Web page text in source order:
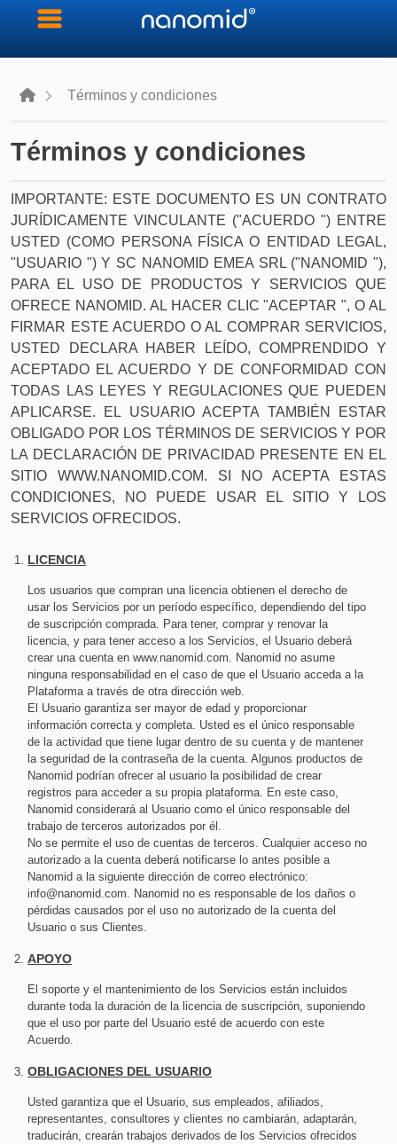
Términos y condiciones
Términos y condiciones
IMPORTANTE: ESTE DOCUMENTO ES UN CONTRATO
JURÍDICAMENTE VINCULANTE ("ACUERDO ") ENTRE
USTED (COMO PERSONA FÍSICA O ENTIDAD LEGAL,
"USUARIO ") Y SC NANOMID EMEA SRL ("NANOMID "),
PARA EL USO DE PRODUCTOS Y SERVICIOS QUE
OFRECE NANOMID. AL HACER CLIC "ACEPTAR ", O AL
FIRMAR ESTE ACUERDO O AL COMPRAR SERVICIOS,
USTED DECLARA HABER LEÍDO, COMPRENDIDO Y
ACEPTADO EL ACUERDO Y DE CONFORMIDAD CON
TODAS LAS LEYES Y REGULACIONES QUE PUEDEN
APLICARSE. EL USUARIO ACEPTA TAMBIÉN ESTAR
OBLIGADO POR LOS TÉRMINOS DE SERVICIOS Y POR
LA DECLARACIÓN DE PRIVACIDAD PRESENTE EN EL
SITIO WWW.NANOMID.COM. SI NO ACEPTA ESTAS
CONDICIONES, NO PUEDE USAR EL SITIO Y LOS
SERVICIOS OFRECIDOS.
LICENCIA
Los usuarios que compran una licencia obtienen el derecho de
usar los Servicios por un período específico, dependiendo del tipo
de suscripción comprada. Para tener, comprar y renovar la
licencia, y para tener acceso a los Servicios, el Usuario deberá
crear una cuenta en www.nanomid.com. Nanomid no asume
ninguna responsabilidad en el caso de que el Usuario acceda a la
Plataforma a través de otra dirección web.
El Usuario garantiza ser mayor de edad y proporcionar
información correcta y completa. Usted es el único responsable
de la actividad que tiene lugar dentro de su cuenta y de mantener
la seguridad de la contraseña de la cuenta. Algunos productos de
Nanomid podrían ofrecer al usuario la posibilidad de crear
registros para acceder a su propia plataforma. En este caso,
Nanomid considerará al Usuario como el único responsable del
trabajo de terceros autorizados por él.
No se permite el uso de cuentas de terceros. Cualquier acceso no
autorizado a la cuenta deberá notificarse lo antes posible a
Nanomid a la siguiente dirección de correo electrónico:
info@nanomid.com. Nanomid no es responsable de los daños o
pérdidas causados ​​por el uso no autorizado de la cuenta del
Usuario o sus Clientes.
APOYO
El soporte y el mantenimiento de los Servicios están incluidos
durante toda la duración de la licencia de suscripción, suponiendo
que el uso por parte del Usuario esté de acuerdo con este
Acuerdo.
OBLIGACIONES DEL USUARIO
Usted garantiza que el Usuario, sus empleados, afiliados,
representantes, consultores y clientes no cambiarán, adaptarán,
traducirán, crearán trabajos derivados de los Servicios ofrecidos